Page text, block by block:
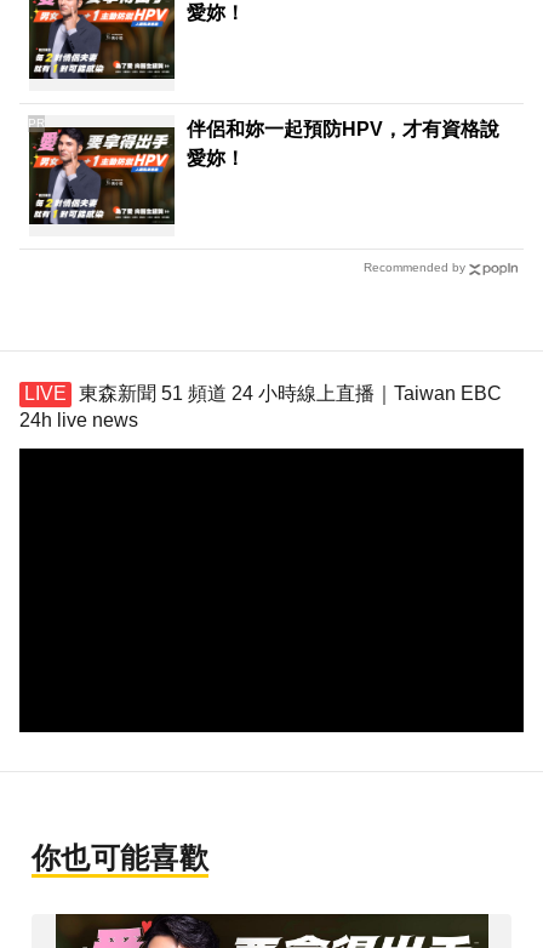
愛妳！
伴侶和妳一起預防HPV，才有資格說
愛妳！
PR
Recommended by
東森新聞 51 頻道 24 小時線上直播｜Taiwan EBC
24h live news
你也可能喜歡